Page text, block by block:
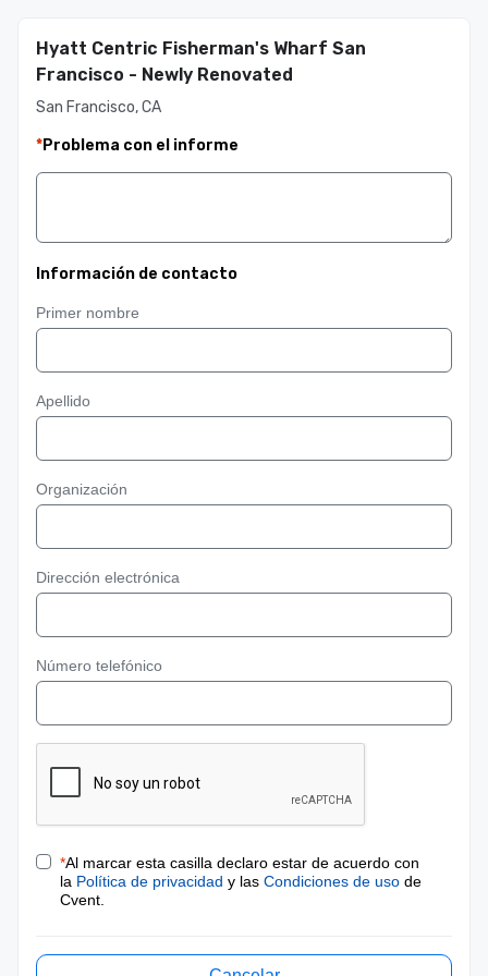
Hyatt Centric Fisherman's Wharf San
Francisco - Newly Renovated
San Francisco, CA
*Problema con el informe
Información de contacto
Primer nombre
Apellido
Organización
Dirección electrónica
Número telefónico
*Al marcar esta casilla declaro estar de acuerdo con
la Política de privacidad y las Condiciones de uso de
Cvent.